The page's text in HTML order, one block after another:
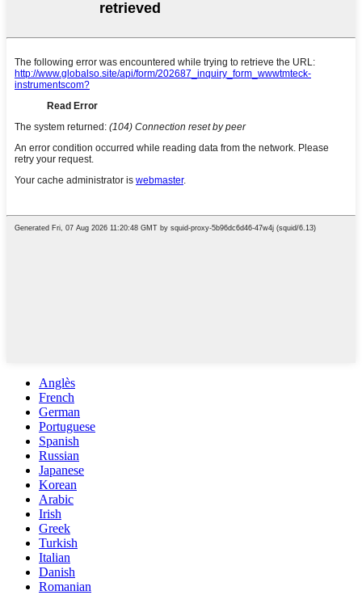
Anglès
French
German
Portuguese
Spanish
Russian
Japanese
Korean
Arabic
Irish
Greek
Turkish
Italian
Danish
Romanian